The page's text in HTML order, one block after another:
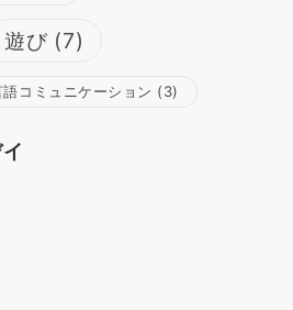
遊び(7)
語コミュニケーション (3)